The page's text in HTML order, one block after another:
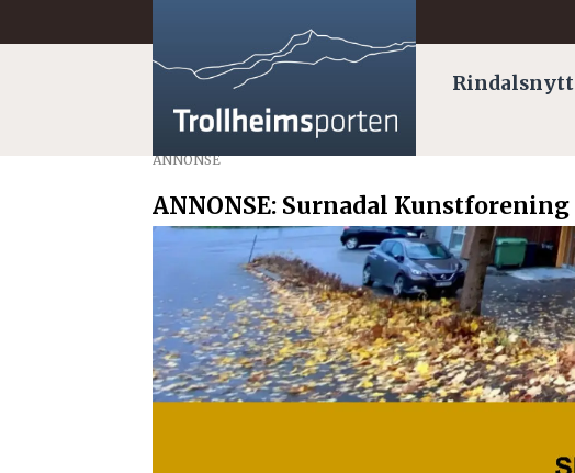
Rindalsnytt
ANNONSE
ANNONSE: Surnadal Kunstforening